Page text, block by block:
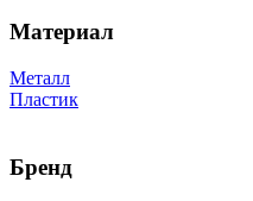
Материал
Металл
Пластик
Бренд